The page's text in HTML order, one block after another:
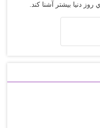
دنيا بيشتر آشنا کند.